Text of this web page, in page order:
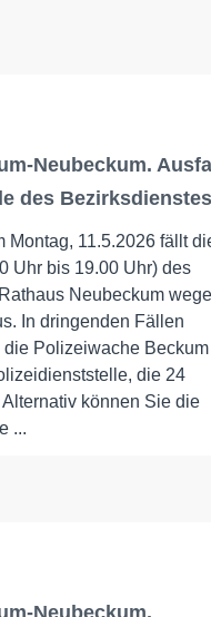
Neubeckum.
des Bezirksdienstes
Montag, 11.5.2026 fällt
Uhr bis 19.00 Uhr) des
Neubeckum
In dringenden Fällen
Polizeiwache Beckum
die 24
können Sie die
...
Neubeckum.